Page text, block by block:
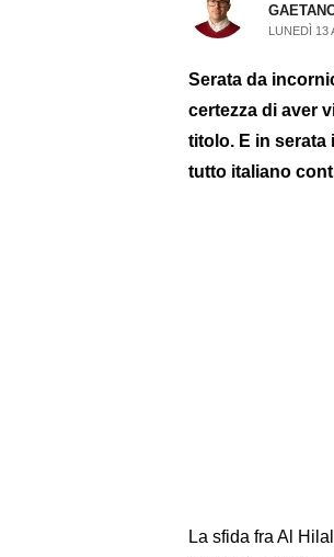
LUNEDÌ 13
Serata da
certezza di aver
titolo. E in serata
tutto italiano
La sfida fra Al